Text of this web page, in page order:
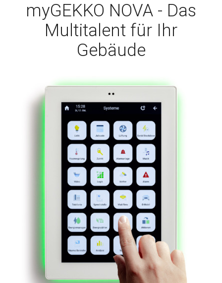
myGEKKO NOVA - Das
Multitalent für Ihr
Gebäude